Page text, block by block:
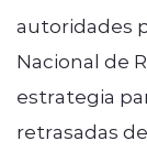
autoridades
Nacional de
estrategia
retrasadas